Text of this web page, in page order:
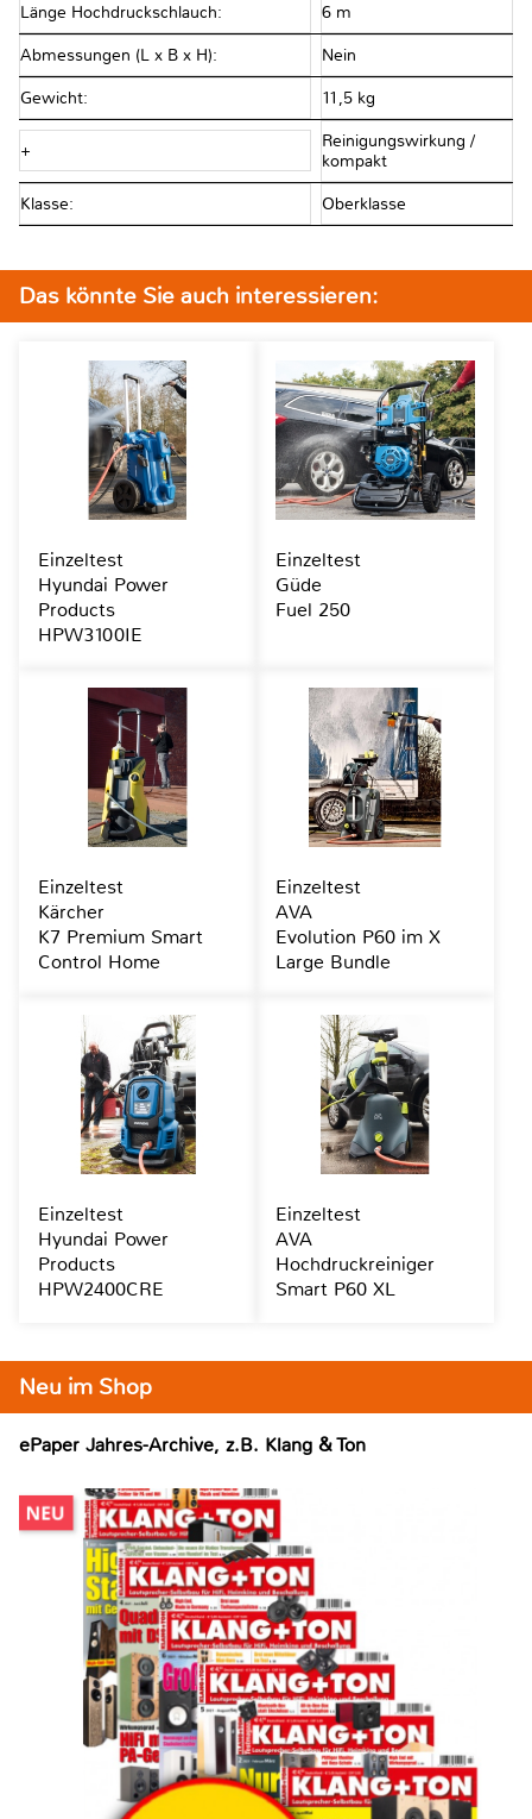
Länge Hochdruckschlauch: 6 m
Abmessungen (L x B x H): Nein
Gewicht: 11,5 kg
+
Reinigungswirkung /
kompakt
Klasse: Oberklasse
Neu im Shop
ePaper Jahres-Archive, z.B. Klang & Ton
Das könnte Sie auch interessieren:
Einzeltest
Hyundai Power
Products
HPW3100IE
Einzeltest
Güde
Fuel 250
Einzeltest
Kärcher
K7 Premium Smart
Control Home
Einzeltest
AVA
Evolution P60 im X
Large Bundle
Einzeltest
Hyundai Power
Products
HPW2400CRE
Einzeltest
AVA
Hochdruckreiniger
Smart P60 XL